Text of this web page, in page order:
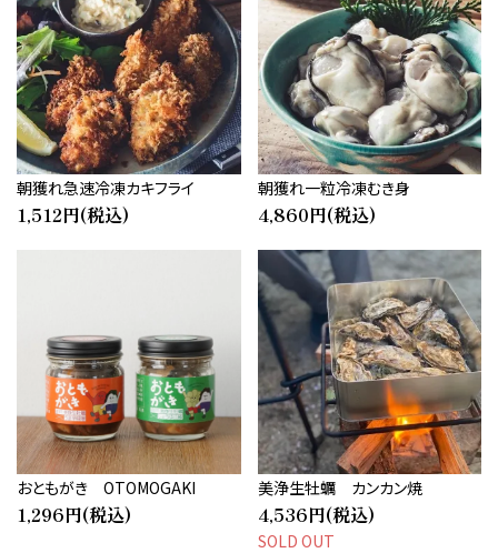
朝獲れ急速冷凍カキフライ
1,512円(税込)
朝獲れ一粒冷凍むき身
4,860円(税込)
おともがき OTOMOGAKI
1,296円(税込)
美浄生牡蠣 カンカン焼
4,536円(税込)
SOLD OUT